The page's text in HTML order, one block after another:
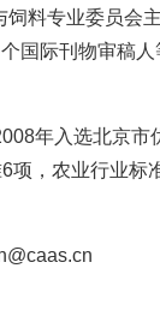
料专业委员会
国际刊物审稿人
年入选北京
项，农业行业